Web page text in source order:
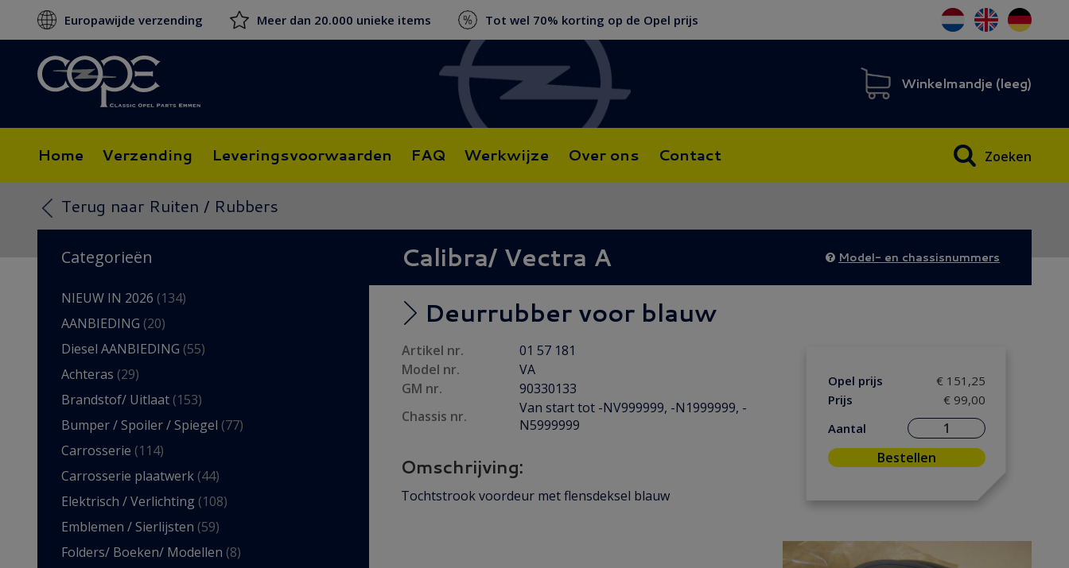
Europawijde verzending Meer dan 20.000 unieke items Tot wel 70% korting op de Opel prijs
Winkelmandje (leeg)
Home Verzending Leveringsvoorwaarden FAQ Werkwijze Over ons Contact Zoeken
Terug naar Ruiten / Rubbers
Categorieën
NIEUW IN 2026 (134)
AANBIEDING (20)
Diesel AANBIEDING (55)
Achteras (29)
Brandstof/ Uitlaat (153)
Bumper / Spoiler / Spiegel (77)
Carrosserie (114)
Carrosserie plaatwerk (44)
Elektrisch / Verlichting (108)
Emblemen / Sierlijsten (59)
Folders/ Boeken/ Modellen (8)
Calibra/ Vectra A Model- en chassisnummers
Deurrubber voor blauw
Artikel nr.
01 57 181
Model nr.
VA
GM nr.
90330133
Chassis nr.
Van start tot -NV999999, -N1999999, -
N5999999
Omschrijving:
Tochtstrook voordeur met flensdeksel blauw
Opel prijs
€ 151,25
Prijs
€ 99,00
Aantal
Bestellen